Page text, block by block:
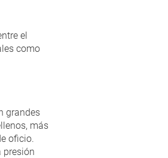
el
como
grandes
más
oficio.
presión